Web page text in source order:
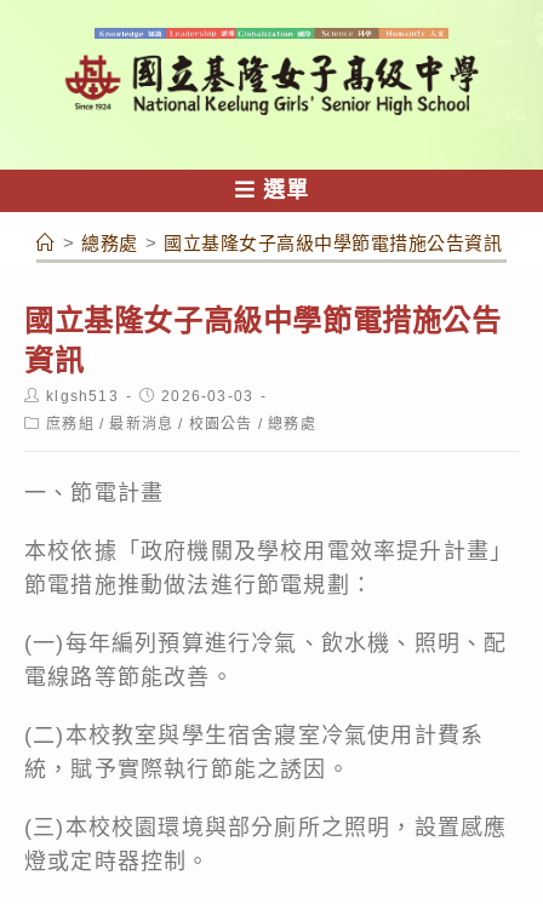
容
選單
> 總務處 > 國立基隆女子高級中學節電措施公告資訊
國立基隆女子高級中學節電措施公告
資訊
Post
author:
klgsh513
Post
published:
2026-03-03
Post庶務組 / 最新消息 / 校園公告 / 總務處
一、節電計畫
本校依據「政府機關及學校用電效率提升計畫」
節電措施推動做法進行節電規劃：
(一)每年編列預算進行冷氣、飲水機、照明、配
電線路等節能改善。
(二)本校教室與學生宿舍寢室冷氣使用計費系
統，賦予實際執行節能之誘因。
(三)本校校園環境與部分廁所之照明，設置感應
燈或定時器控制。